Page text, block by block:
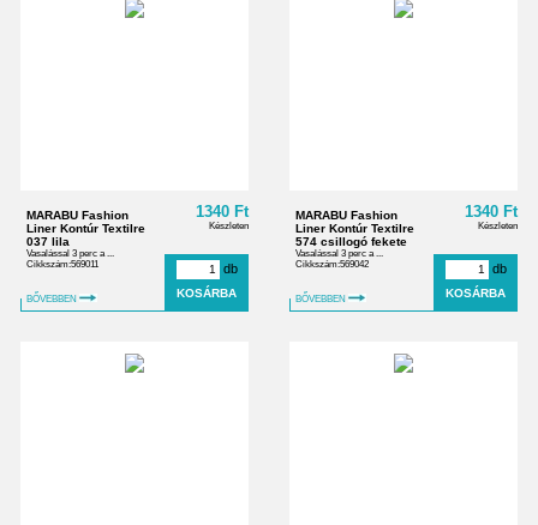
MARABU Fashion
Liner Kontúr Textilre
037 lila
Vasalással 3 perc a ...
Cikkszám:569011
BŐVEBBEN
1340 Ft
Készleten
db
MARABU Fashion
Liner Kontúr Textilre
574 csillogó fekete
Vasalással 3 perc a ...
Cikkszám:569042
BŐVEBBEN
1340 Ft
Készleten
db